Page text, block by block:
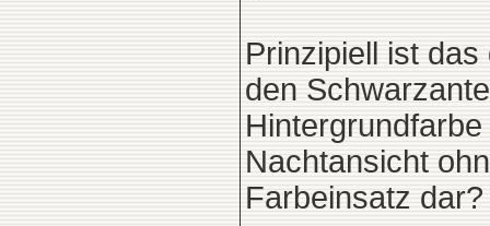
Prinzipiell ist
den
Nachtansicht
Farbeinsatz dar?